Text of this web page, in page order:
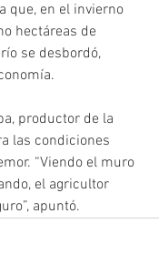
que, en el invierno
hectáreas de
se desbordó,
productor de la
las condiciones
“Viendo el muro
el agricultor
apuntó.